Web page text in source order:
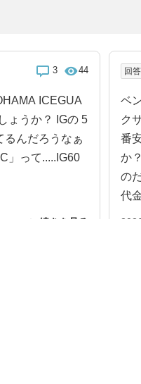
3 44
ICEGUA
ょうか？ IGの 5
るんだろうなぁ
」って.....IG60
続きを見る
回
ベ
ク
番
か
の
代